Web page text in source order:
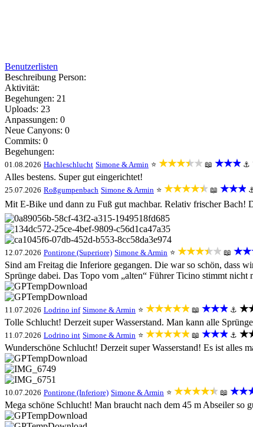
Benutzerlisten
Beschreibung Person:
Aktivität:
Begehungen: 21
Uploads: 23
Anpassungen: 0
Neue Canyons: 0
Commits: 0
Begehungen:
01.08.2026 Hachleschlucht Simone & Armin ⭐ ★★★★★ 📖 ★★★ ⚓
Alles bestens. Super gut eingerichtet!
25.07.2026 Roßgumpenbach Simone & Armin ⭐ ★★★★★ 📖 ★★★
Mit E-Bike und dann zu Fuß gut machbar. Relativ frischer Bach!
12.07.2026 Pontirone (Superiore) Simone & Armin ⭐ ★★★★★ 📖
Sind am Freitag die Inferiore gegangen. Die war so schön, dass
Sprünge dabei. Das Topo vom „alten“ Führer Ticino stimmt
11.07.2026 Lodrino inf Simone & Armin ⭐ ★★★★★ 📖 ★★★ ⚓
Tolle Schlucht! Derzeit super Wasserstand. Man kann alle
11.07.2026 Lodrino int Simone & Armin ⭐ ★★★★★ 📖 ★★★ ⚓
Wunderschöne Schlucht! Derzeit super Wasserstand! Es ist alles
10.07.2026 Pontirone (Inferiore) Simone & Armin ⭐ ★★★★★ 📖
Mega schöne Schlucht! Man braucht nach dem 45 m Abseiler so